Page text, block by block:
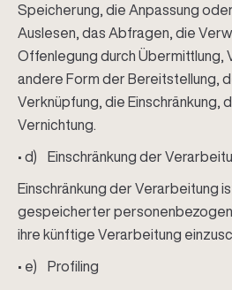
Speicherung, die Anpassung
Auslesen, das Abfragen, die
Offenlegung durch Übermittlung,
andere Form der Bereitstellung,
Verknüpfung, die Einschränkung,
Vernichtung.
• d) Einschränkung der
Einschränkung der Verarbeitung
gespeicherter
ihre künftige Verarbeitung
• e) Profiling